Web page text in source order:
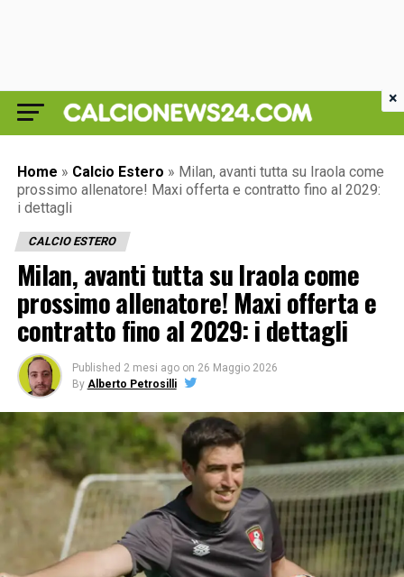
Home » Calcio Estero » Milan, avanti tutta su Iraola come
prossimo allenatore! Maxi offerta e contratto fino al 2029:
i dettagli
CALCIO ESTERO
Milan, avanti tutta su Iraola come
prossimo allenatore! Maxi offerta e
contratto fino al 2029: i dettagli
Published 2 mesi ago on 26 Maggio 2026
By Alberto Petrosilli
×